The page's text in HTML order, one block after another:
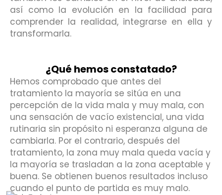
así como la evolución en la facilidad para
comprender la realidad, integrarse en ella y
transformarla.
¿Qué hemos constatado?
Hemos comprobado que antes del
tratamiento la mayoría se sitúa en una
percepción de la vida mala y muy mala, con
una sensación de vacío existencial, una vida
rutinaria sin propósito ni esperanza alguna de
cambiarla. Por el contrario, después del
tratamiento, la zona muy mala queda vacía y
la mayoría se trasladan a la zona aceptable y
buena. Se obtienen buenos resultados incluso
cuando el punto de partida es muy malo.